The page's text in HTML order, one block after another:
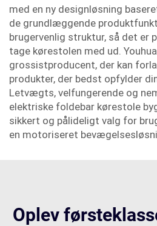
med en ny designløsning
de grundlæggende
brugervenlig struktur, så det er
tage kørestolen med ud.
grossistproducent, der kan
produkter, der bedst opfylder
Letvægts, velfungerende og
elektriske foldebar kørestole
sikkert og pålideligt valg for
en motoriseret
Oplev